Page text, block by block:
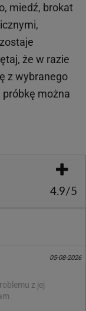
miedź, brokat
że w razie
z wybranego
można
4.9/5
05-08-2026
z jej